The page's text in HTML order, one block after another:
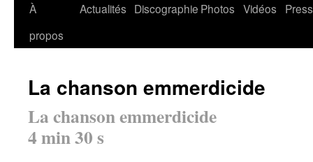
Aller
À
propos
Actualités Discographie Photos Vidéos
La chanson emmerdicide
La chanson emmerdicide
4 min 30 s